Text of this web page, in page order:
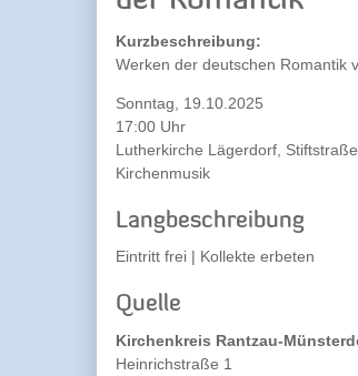
Kurzbeschreibung:
Werken der deutschen Romantik
Sonntag, 19.10.2025
17:00 Uhr
Lutherkirche Lägerdorf,
Kirchenmusik
Langbeschreibung
Eintritt frei | Kollekte erbeten
Quelle
Kirchenkreis Rantzau-
Heinrichstraße 1